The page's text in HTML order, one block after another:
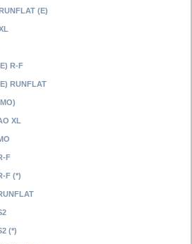
(E)
R-F
RUNFLAT
XL
F
F (*)
(*)